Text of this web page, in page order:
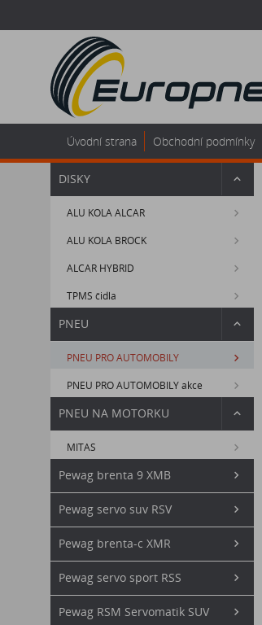
Úvodní strana Obchodní podmínky
DISKY
ALU KOLA ALCAR
ALU KOLA BROCK
ALCAR HYBRID
TPMS čidla
PNEU
PNEU PRO AUTOMOBILY
PNEU PRO AUTOMOBILY akce
PNEU NA MOTORKU
MITAS
Pewag brenta 9 XMB
Pewag servo suv RSV
Pewag brenta-c XMR
Pewag servo sport RSS
Pewag RSM Servomatik SUV